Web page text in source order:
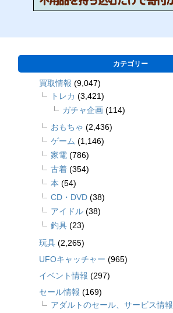
カテゴリー
買取情報 (9,047)
トレカ (3,421)
ガチャ企画 (114)
おもちゃ (2,436)
ゲーム (1,146)
家電 (786)
古着 (354)
本 (54)
CD・DVD (38)
アイドル (38)
釣具 (23)
玩具 (2,265)
UFOキャッチャー (965)
イベント情報 (297)
セール情報 (169)
アダルトのセール、サービス情報